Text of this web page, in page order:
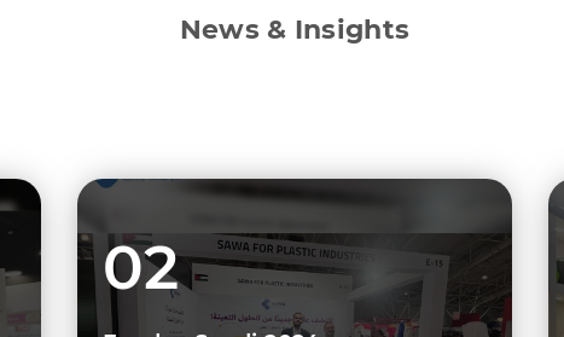
News & Insights
02